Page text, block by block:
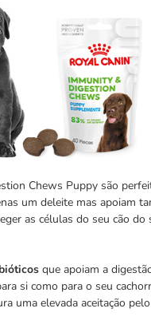
Chews Puppy são
um deleite mas apoiam
as células do seu cão
que apoiam a
si como para o seu
uma elevada aceitação